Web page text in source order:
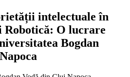
intelectuale în
Robotică: O lucrare
Bogdan